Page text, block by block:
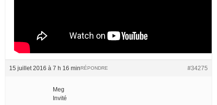
15 juillet 2016 à 7 h 16 min #34275
RÉPONDRE
Meg
Invité